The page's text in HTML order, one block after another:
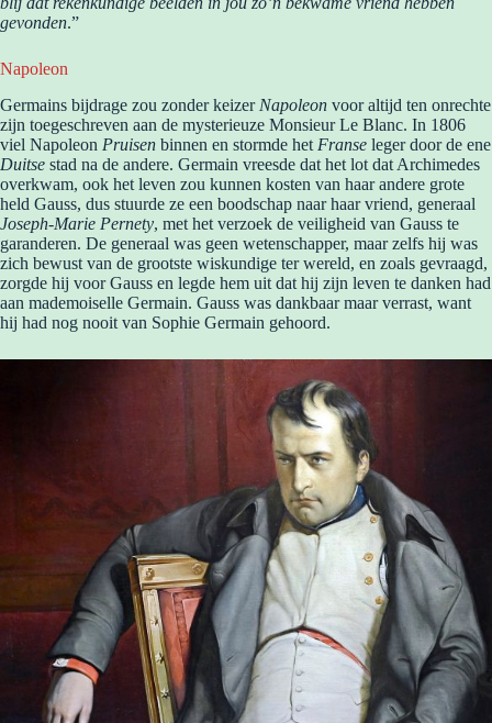
gevonden.”
Napoleon
Germains bijdrage zou zonder keizer Napoleon voor altijd ten onrechte
zijn toegeschreven aan de mysterieuze Monsieur Le Blanc. In 1806
viel Napoleon Pruisen binnen en stormde het Franse leger door de ene
Duitse stad na de andere. Germain vreesde dat het lot dat Archimedes
overkwam, ook het leven zou kunnen kosten van haar andere grote
held Gauss, dus stuurde ze een boodschap naar haar vriend, generaal
Joseph-Marie Pernety, met het verzoek de veiligheid van Gauss te
garanderen. De generaal was geen wetenschapper, maar zelfs hij was
zich bewust van de grootste wiskundige ter wereld, en zoals gevraagd,
zorgde hij voor Gauss en legde hem uit dat hij zijn leven te danken had
aan mademoiselle Germain. Gauss was dankbaar maar verrast, want
hij had nog nooit van Sophie Germain gehoord.